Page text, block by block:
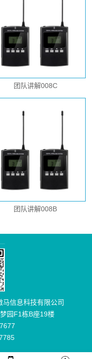
团队讲解008C
团队讲解008B
信息科技有限公司
园F1栋B座19楼